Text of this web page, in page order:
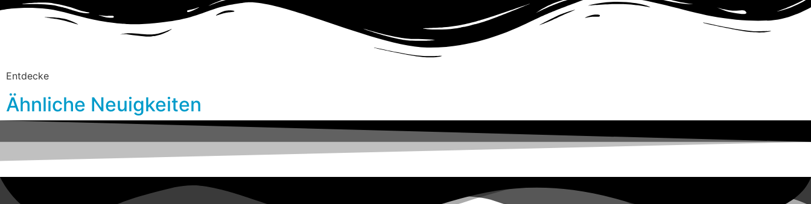
Entdecke
Ähnliche Neuigkeiten